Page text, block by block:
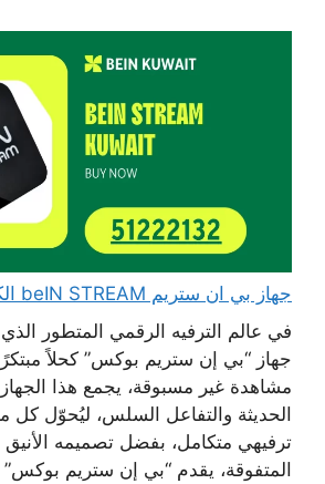
جهاز بي ان ستريم beIN STREAM الكويت مع اشتراك
في عالم الترفيه الرقمي المتطور الذي
جهاز “بي إن ستريم بوكس” كحلاً
مشاهدة غير مسبوقة، يجمع هذا الجهاز
الحديثة والتفاعل السلس، ليُحوّل كل
ترفيهي متكامل، بفضل تصميمه الأنيق
المتفوقة، يقدم “بي إن ستريم بوكس”